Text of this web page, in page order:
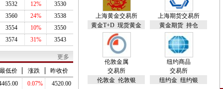
3532
12%
3530
3560
24%
3538
3554
10%
3550
3574
31% 3543
更多
低价
涨跌
昨收价
0.07%
4520.00
上海黄金交易所
黄金T+D 现货黄金
上海期货交易所
黄金期货 持仓
伦敦金属
交易所
伦敦金 伦敦银
纽约商品
交易所
纽约金 纽约银